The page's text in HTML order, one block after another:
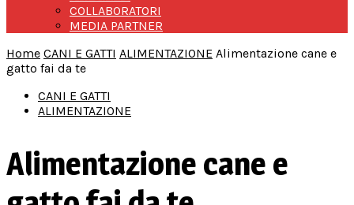
COLLABORATORI
MEDIA PARTNER
Home CANI E GATTI ALIMENTAZIONE Alimentazione cane e
gatto fai da te
CANI E GATTI
ALIMENTAZIONE
Alimentazione cane e